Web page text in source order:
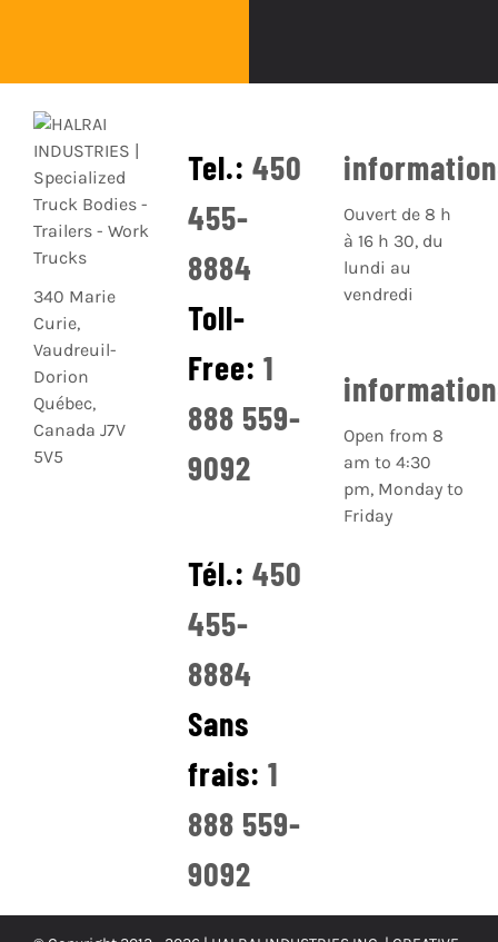
340 Marie
Curie,
Vaudreuil-
Dorion
Québec,
Canada J7V
5V5
Tel.:450
455-
8884
Toll-
Free:1
888 559-
9092
Tél.:450
455-
8884
Sans
frais:1
888 559-
9092
Ouvert de 8 h
à 16 h 30, du
lundi au
vendredi
Open from 8
am to 4:30
pm, Monday to
Friday